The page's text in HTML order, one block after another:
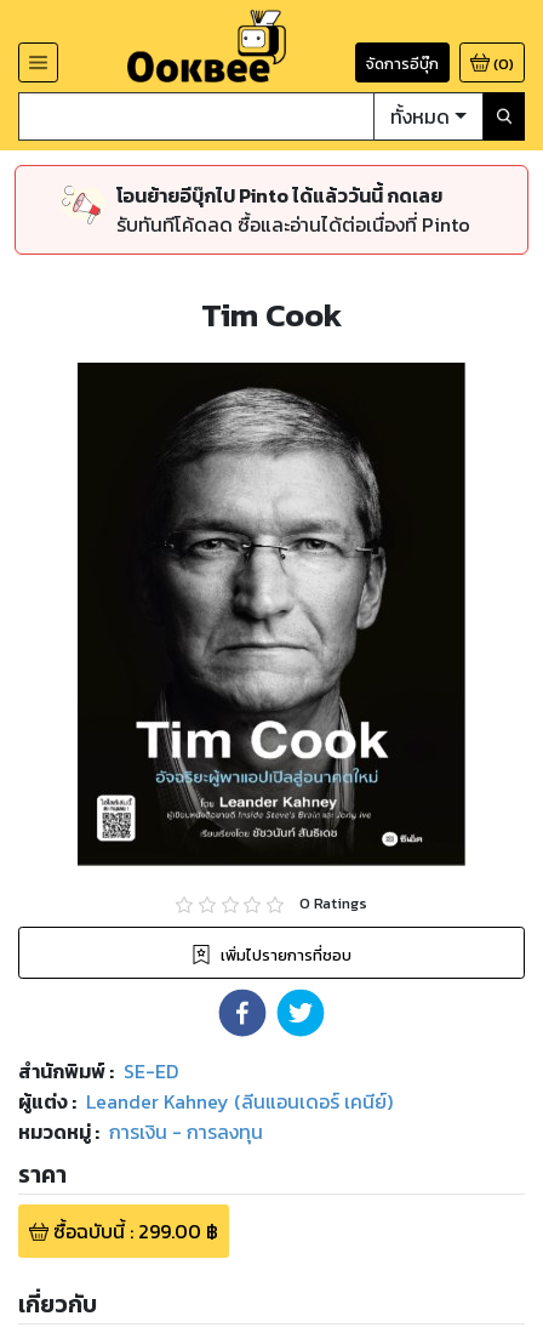
จัดการอีบุ๊ก (0)
ทั้งหมด
โอนย้ายอีบุ๊กไป Pinto ได้แล้ววันนี้ กดเลย
รับทันทีโค้ดลด ซื้อและอ่านได้ต่อเนื่องที่ Pinto
Tim Cook
0 Ratings
เพิ่มไปรายการที่ชอบ
สำนักพิมพ์: SE-ED
ผู้แต่ง : Leander Kahney (ลีนแอนเดอร์ เคนีย์)
หมวดหมู่: การเงิน - การลงทุน
ราคา
ซื้อฉบับนี้: 299.00 ฿
เกี่ยวกับ